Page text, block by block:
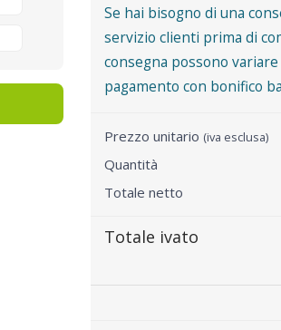
Se hai bisogno di una
servizio clienti prima di
consegna possono
pagamento con bonifico
Prezzo unitario (iva esclusa)
Quantità
Totale netto
Totale ivato